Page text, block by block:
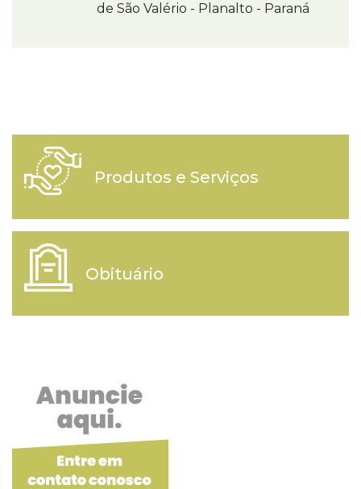
de São Valério - Planalto - Paraná
Produtos e Serviços
Obituário